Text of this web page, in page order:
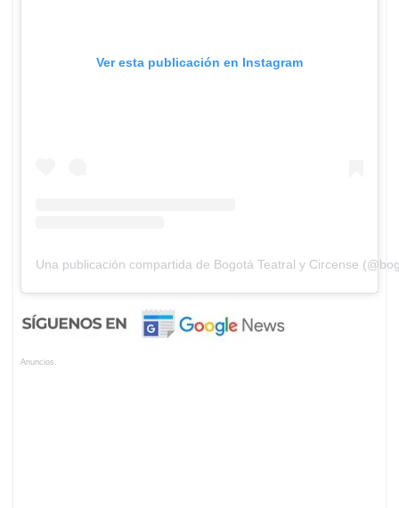
Ver esta publicación en Instagram
Una publicación compartida de Bogotá Teatral y Circense
Anuncios.